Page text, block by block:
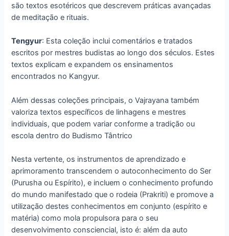
são textos esotéricos que descrevem práticas avançadas
de meditação e rituais.
Tengyur: Esta coleção inclui comentários e tratados
escritos por mestres budistas ao longo dos séculos. Estes
textos explicam e expandem os ensinamentos
encontrados no Kangyur.
Além dessas coleções principais, o Vajrayana também
valoriza textos específicos de linhagens e mestres
individuais, que podem variar conforme a tradição ou
escola dentro do Budismo Tântrico
Nesta vertente, os instrumentos de aprendizado e
aprimoramento transcendem o autoconhecimento do Ser
(Purusha ou Espírito), e incluem o conhecimento profundo
do mundo manifestado que o rodeia (Prakriti) e promove a
utilização destes conhecimentos em conjunto (espírito e
matéria) como mola propulsora para o seu
desenvolvimento consciencial, isto é: além da auto